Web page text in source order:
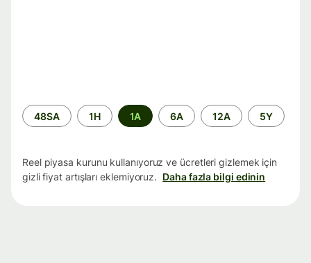
Zaman
aralığı
48SA 1H 1A 6A 12A 5Y
Reel piyasa kurunu kullanıyoruz ve ücretleri gizlemek için
gizli fiyat artışları eklemiyoruz. Daha fazla bilgi edinin